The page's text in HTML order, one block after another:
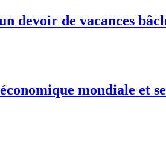
devoir de vacances
mondiale et